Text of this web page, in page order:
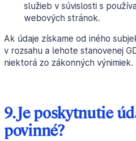
služieb v súvislosti s
webových stránok.
Ak údaje získame od iného
v rozsahu a lehote stanovenej
niektorá zo zákonných výnimiek.
9. Je poskytnutie
povinné?